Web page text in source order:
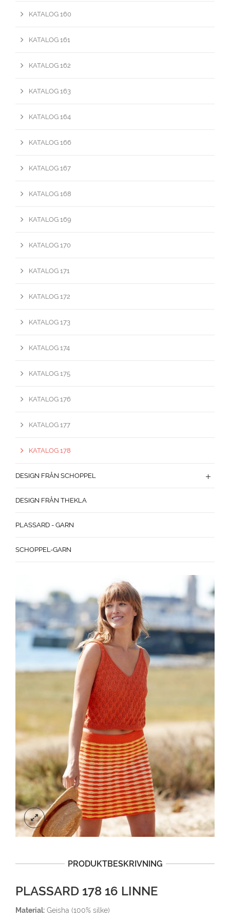
PRODUKTBESKRIVNING
PLASSARD 178 16 LINNE
Material: Geisha (100% silke)
KATALOG 160
KATALOG 161
KATALOG 162
KATALOG 163
KATALOG 164
KATALOG 166
KATALOG 167
KATALOG 168
KATALOG 169
KATALOG 170
KATALOG 171
KATALOG 172
KATALOG 173
KATALOG 174
KATALOG 175
KATALOG 176
KATALOG 177
KATALOG 178
DESIGN FRÅN SCHOPPEL
DESIGN FRÅN THEKLA
PLASSARD - GARN
SCHOPPEL-GARN